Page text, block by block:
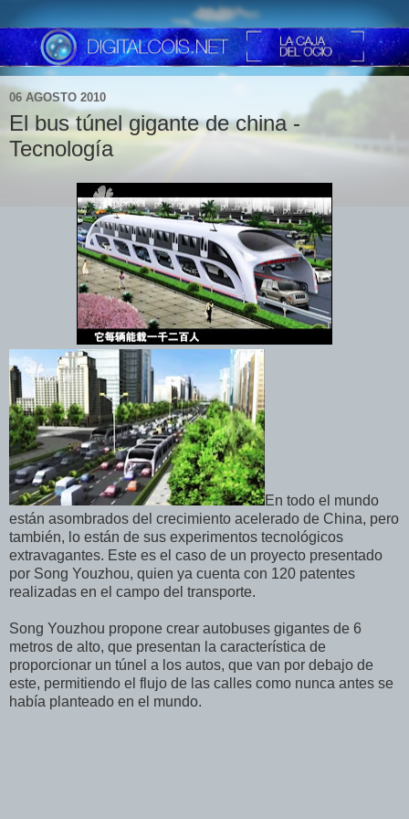
06 AGOSTO 2010
El bus túnel gigante de china -
Tecnología
En todo el mundo
están asombrados del crecimiento acelerado de China, pero
también, lo están de sus experimentos tecnológicos
extravagantes. Este es el caso de un proyecto presentado
por Song Youzhou, quien ya cuenta con 120 patentes
realizadas en el campo del transporte.
Song Youzhou propone crear autobuses gigantes de 6
metros de alto, que presentan la característica de
proporcionar un túnel a los autos, que van por debajo de
este, permitiendo el flujo de las calles como nunca antes se
había planteado en el mundo.